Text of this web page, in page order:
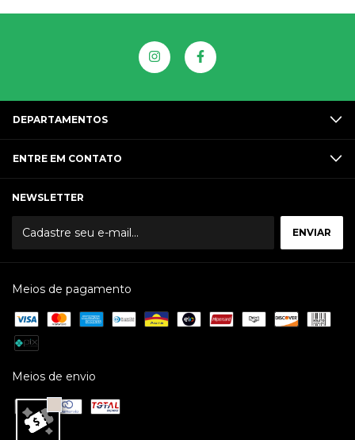
DEPARTAMENTOS
ENTRE EM CONTATO
NEWSLETTER
Meios de pagamento
Meios de envio